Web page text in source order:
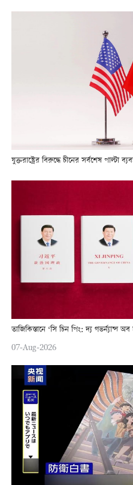
যুক্তরাষ্ট্রের বিরুদ্ধে চীনের সর্বশেষ পাল্টা
তাজিকিস্তানে ‘সি চিন পিং: দ্য গভর্ন্যান্স
07-Aug-2026